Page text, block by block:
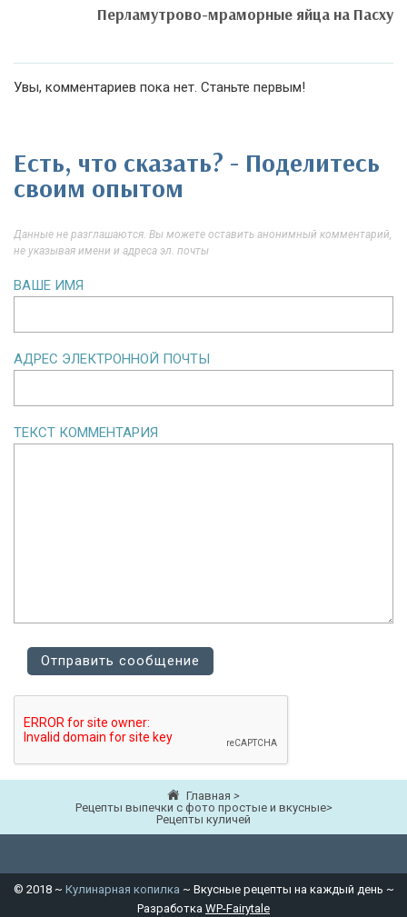
Перламутрово-мраморные яйца на Пасху
Увы, комментариев пока нет. Станьте первым!
Есть, что сказать? - Поделитесь
своим опытом
Данные не разглашаются. Вы можете оставить анонимный комментарий,
не указывая имени и адреса эл. почты
ВАШЕ ИМЯ
АДРЕС ЭЛЕКТРОННОЙ ПОЧТЫ
ТЕКСТ КОММЕНТАРИЯ
Главная >
Рецепты выпечки с фото простые и вкусные>
Рецепты куличей
© 2018~ Кулинарная копилка ~ Вкусные рецепты на каждый день ~
Разработка WP-Fairytale